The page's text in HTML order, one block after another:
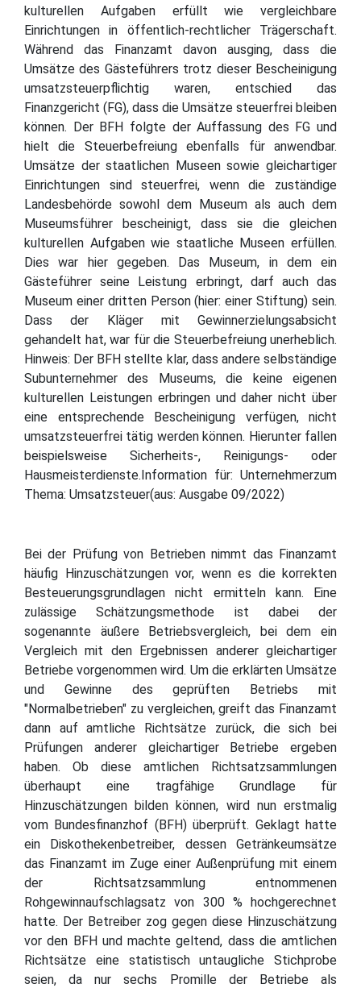
kulturellen Aufgaben erfüllt wie vergleichbare
Einrichtungen in öffentlich-rechtlicher Trägerschaft.
Während das Finanzamt davon ausging, dass die
Umsätze des Gästeführers trotz dieser Bescheinigung
umsatzsteuerpflichtig waren, entschied das
Finanzgericht (FG), dass die Umsätze steuerfrei bleiben
können. Der BFH folgte der Auffassung des FG und
hielt die Steuerbefreiung ebenfalls für anwendbar.
Umsätze der staatlichen Museen sowie gleichartiger
Einrichtungen sind steuerfrei, wenn die zuständige
Landesbehörde sowohl dem Museum als auch dem
Museumsführer bescheinigt, dass sie die gleichen
kulturellen Aufgaben wie staatliche Museen erfüllen.
Dies war hier gegeben. Das Museum, in dem ein
Gästeführer seine Leistung erbringt, darf auch das
Museum einer dritten Person (hier: einer Stiftung) sein.
Dass der Kläger mit Gewinnerzielungsabsicht
gehandelt hat, war für die Steuerbefreiung unerheblich.
Hinweis: Der BFH stellte klar, dass andere selbständige
Subunternehmer des Museums, die keine eigenen
kulturellen Leistungen erbringen und daher nicht über
eine entsprechende Bescheinigung verfügen, nicht
umsatzsteuerfrei tätig werden können. Hierunter fallen
beispielsweise Sicherheits-, Reinigungs- oder
Hausmeisterdienste.Information für: Unternehmerzum
Thema: Umsatzsteuer(aus: Ausgabe 09/2022)
Bei der Prüfung von Betrieben nimmt das Finanzamt
häufig Hinzuschätzungen vor, wenn es die korrekten
Besteuerungsgrundlagen nicht ermitteln kann. Eine
zulässige Schätzungsmethode ist dabei der
sogenannte äußere Betriebsvergleich, bei dem ein
Vergleich mit den Ergebnissen anderer gleichartiger
Betriebe vorgenommen wird. Um die erklärten Umsätze
und Gewinne des geprüften Betriebs mit
"Normalbetrieben" zu vergleichen, greift das Finanzamt
dann auf amtliche Richtsätze zurück, die sich bei
Prüfungen anderer gleichartiger Betriebe ergeben
haben. Ob diese amtlichen Richtsatzsammlungen
überhaupt eine tragfähige Grundlage für
Hinzuschätzungen bilden können, wird nun erstmalig
vom Bundesfinanzhof (BFH) überprüft. Geklagt hatte
ein Diskothekenbetreiber, dessen Getränkeumsätze
das Finanzamt im Zuge einer Außenprüfung mit einem
der Richtsatzsammlung entnommenen
Rohgewinnaufschlagsatz von 300 % hochgerechnet
hatte. Der Betreiber zog gegen diese Hinzuschätzung
vor den BFH und machte geltend, dass die amtlichen
Richtsätze eine statistisch untaugliche Stichprobe
seien, da nur sechs Promille der Betriebe als